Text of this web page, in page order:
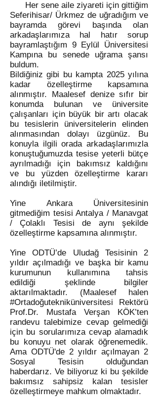
Her sene aile ziyareti için gittiğim
Seferihisar/ Ürkmez de uğradığım ve
bayramda görevi başında olan
arkadaşlarımıza hal hatır sorup
bayramlaştığım 9 Eylül Üniversitesi
Kampına bu senede uğrama şansı
buldum.
Bildiğiniz gibi bu kampta 2025 yılına
kadar özelleştirme kapsamına
alınmıştır. Maalesef denize sıfır bir
konumda bulunan ve üniversite
çalışanları için büyük bir artı olacak
bu tesislerin üniversitelerin elinden
alınmasından dolayı üzgünüz. Bu
konuyla ilgili orada arkadaşlarımızla
konuştuğumuzda tesise yeterli bütçe
ayrılmadığı için bakımsız kaldığını
ve bu yüzden özelleştirme kararı
alındığı iletilmiştir.
Yine Ankara Üniversitesinin
gitmediğim tesisi Antalya / Manavgat
/ Çolaklı Tesisi de aynı şekilde
özelleştirme kapsamına alınmıştır.
Yine ODTÜ’de Uludağ Tesisinin 2
yıldır açılmadığı ve başka bir kamu
kurumunun kullanımına tahsis
edildiği şeklinde bilgiler
aktarılmaktadır. (Maalesef halen
#Ortadoğutekniküniversitesi Rektörü
Prof.Dr. Mustafa Verşan KÖK’ten
randevu talebimize cevap gelmediği
için bu sorularımıza cevap alamadık
bu konuyu net olarak öğrenemedik.
Ama ODTÜ'de 2 yıldır açılmayan 2
Sosyal Tesisin olduğundan
haberdarız. Ve biliyoruz ki bu şekilde
bakımsız sahipsiz kalan tesisler
özelleştirmeye mahkum olmaktadır.